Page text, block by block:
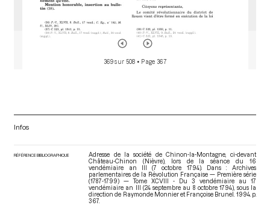
369 sur 508 • Page 367
Infos
RÉFÉRENCE BIBLIOGRAPHIQUE
Adresse de la société de Chinon-la-Montagne, ci-devant
Château-Chinon (Nièvre), lors de la séance du 16
vendémiaire an III (7 octobre 1794). Dans : Archives
parlementaires de la Révolution Française — Première série
(1787-1799) — Tome XCVIII - Du 3 vendémiaire au 17
vendémiaire an III (24 septembre au 8 octobre 1794) , sous la
direction de Raymonde Monnier et Françoise Brunel. 1994. p.
367.